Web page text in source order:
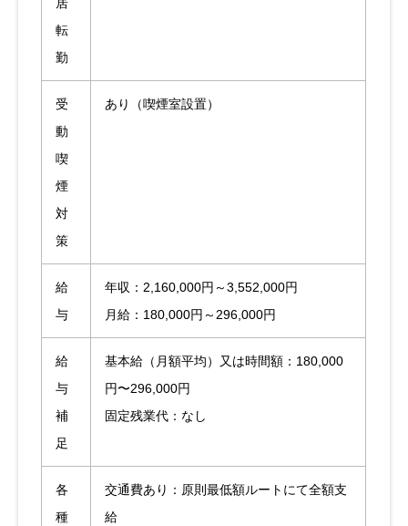
居
転
勤
受
動
喫
煙
対
策
あり（喫煙室設置）
給
与
年収：2,160,000円～3,552,000円
月給：180,000円～296,000円
給
与
補
足
基本給（月額平均）又は時間額：180,000
円〜296,000円
固定残業代：なし
各
種
交通費あり：原則最低額ルートにて全額支
給